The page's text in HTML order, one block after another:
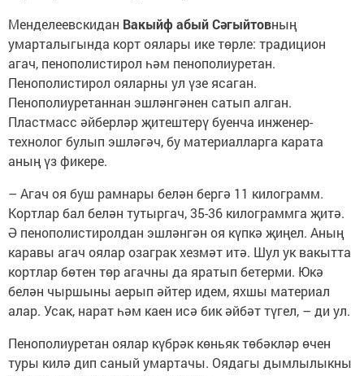
Менделеевскидан Вакыйф абый Сәгыйтовның
умарталыгында корт оялары ике төрле: традицион
агач, пенополистирол һәм пенополиуретан.
Пенополистирол ояларны ул үзе ясаган.
Пенополиуретаннан эшләнгәнен сатып алган.
Пластмасс әйберләр җитештерү буенча инженер-
технолог булып эшләгәч, бу материалларга карата
аның үз фикере.
– Агач оя буш рамнары белән бергә 11 килограмм.
Кортлар бал белән тутыргач, 35-36 килограммга җитә.
Ә пенополистиролдан эшләнгән оя күпкә җиңел. Аның
каравы агач оялар озаграк хезмәт итә. Шул ук вакытта
кортлар бөтен төр агачны да яратып бетерми. Юкә
белән чыршыны аерып әйтер идем, яхшы материал
алар. Усак, нарат һәм каен исә бик әйбәт түгел, – ди ул.
Пенополиуретан оялар күбрәк көньяк төбәкләр өчен
туры килә дип саный умартачы. Оядагы дымлылыкны